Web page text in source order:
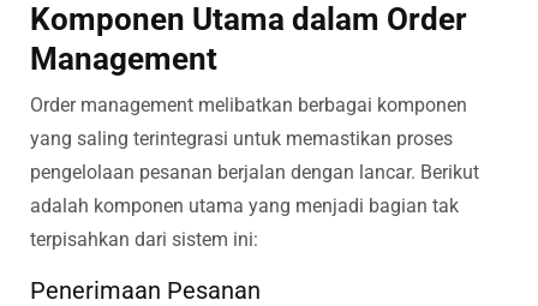
Komponen Utama dalam Order
Management
Order management melibatkan berbagai komponen
yang saling terintegrasi untuk memastikan proses
pengelolaan pesanan berjalan dengan lancar. Berikut
adalah komponen utama yang menjadi bagian tak
terpisahkan dari sistem ini:
Penerimaan Pesanan